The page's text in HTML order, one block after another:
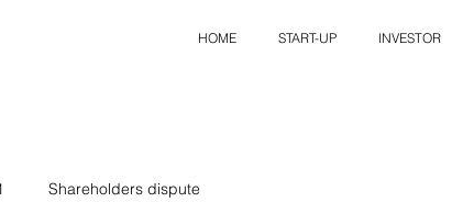
HOME START-UP INVESTOR
Shareholders dispute